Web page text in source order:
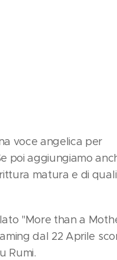
voce angelica per
poi aggiungiamo
matura e di
"More than a
dal 22 Aprile
Rumi.